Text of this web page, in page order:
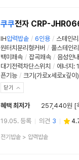
쿠쿠전자 CRP-
IH압력밥솥 / 6인용 / 스테인
원터치분리형커버 / 풀스테인
백미쾌속 / 잡곡쾌속 / 음성안내
대기전력차단스위치 / 에너지 :
픈기능 / 크기(가로x세로x깊
닫기
혜택 최저가
257,440원 [
19.05. 등록
의견 3
상
전기밥솥> 압력밥솥